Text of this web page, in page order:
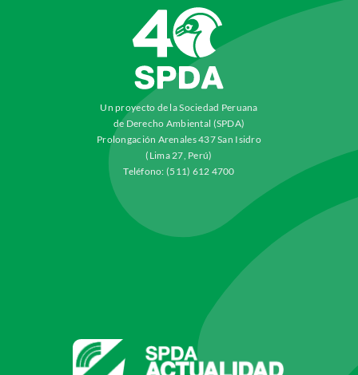
Un proyecto de la Sociedad Peruana
de Derecho Ambiental (SPDA)
Prolongación Arenales 437 San Isidro
(Lima 27, Perú)
Teléfono: (511) 612 4700